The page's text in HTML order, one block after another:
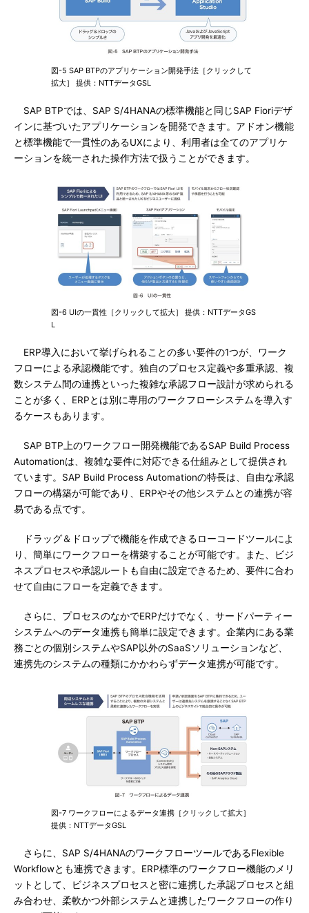
図-5 SAP BTPのアプリケーション開発手法［クリックして
拡大］ 提供：NTTデータGSL
SAP BTPでは、SAP S/4HANAの標準機能と同じSAP Fioriデザ
インに基づいたアプリケーションを開発できます。アドオン機能
と標準機能で一貫性のあるUXにより、利用者は全てのアプリケ
ーションを統一された操作方法で扱うことができます。
図-6 UIの一貫性［クリックして拡大］ 提供：NTTデータGS
L
ERP導入において挙げられることの多い要件の1つが、ワーク
フローによる承認機能です。独自のプロセス定義や多重承認、複
数システム間の連携といった複雑な承認フロー設計が求められる
ことが多く、ERPとは別に専用のワークフローシステムを導入す
るケースもあります。
SAP BTP上のワークフロー開発機能であるSAP Build Process
Automationは、複雑な要件に対応できる仕組みとして提供され
ています。SAP Build Process Automationの特長は、自由な承認
フローの構築が可能であり、ERPやその他システムとの連携が容
易である点です。
ドラッグ＆ドロップで機能を作成できるローコードツールによ
り、簡単にワークフローを構築することが可能です。また、ビジ
ネスプロセスや承認ルートも自由に設定できるため、要件に合わ
せて自由にフローを定義できます。
さらに、プロセスのなかでERPだけでなく、サードパーティー
システムへのデータ連携も簡単に設定できます。企業内にある業
務ごとの個別システムやSAP以外のSaaSソリューションなど、
連携先のシステムの種類にかかわらずデータ連携が可能です。
図-7 ワークフローによるデータ連携［クリックして拡大］
提供：NTTデータGSL
さらに、SAP S/4HANAのワークフローツールであるFlexible
Workflowとも連携できます。ERP標準のワークフロー機能のメリ
ットとして、ビジネスプロセスと密に連携した承認プロセスと組
み合わせ、柔軟かつ外部システムと連携したワークフローの作り